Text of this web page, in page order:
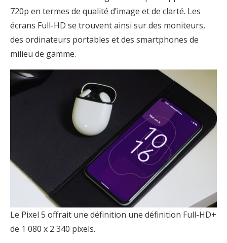
720p en termes de qualité d’image et de clarté. Les
écrans Full-HD se trouvent ainsi sur des moniteurs,
des ordinateurs portables et des smartphones de
milieu de gamme.
Le Pixel 5 offrait une définition une définition Full-HD+
de 1 080 x 2 340 pixels.